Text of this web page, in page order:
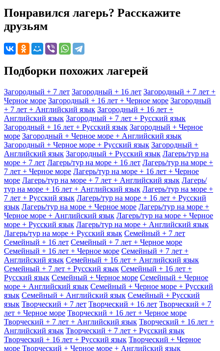
Понравился лагерь? Расскажите
друзьям
Подборки похожих лагерей
Загородный + 7 лет Загородный + 16 лет Загородный + 7 лет +
Черное море Загородный + 16 лет + Черное море Загородный
+ 7 лет + Английский язык Загородный + 16 лет +
Английский язык Загородный + 7 лет + Русский язык
Загородный + 16 лет + Русский язык Загородный + Черное
море Загородный + Черное море + Английский язык
Загородный + Черное море + Русский язык Загородный +
Английский язык Загородный + Русский язык Лагерь/тур на
море + 7 лет Лагерь/тур на море + 16 лет Лагерь/тур на море +
7 лет + Черное море Лагерь/тур на море + 16 лет + Черное
море Лагерь/тур на море + 7 лет + Английский язык Лагерь/
тур на море + 16 лет + Английский язык Лагерь/тур на море +
7 лет + Русский язык Лагерь/тур на море + 16 лет + Русский
язык Лагерь/тур на море + Черное море Лагерь/тур на море +
Черное море + Английский язык Лагерь/тур на море + Черное
море + Русский язык Лагерь/тур на море + Английский язык
Лагерь/тур на море + Русский язык Семейный + 7 лет
Семейный + 16 лет Семейный + 7 лет + Черное море
Семейный + 16 лет + Черное море Семейный + 7 лет +
Английский язык Семейный + 16 лет + Английский язык
Семейный + 7 лет + Русский язык Семейный + 16 лет +
Русский язык Семейный + Черное море Семейный + Черное
море + Английский язык Семейный + Черное море + Русский
язык Семейный + Английский язык Семейный + Русский
язык Творческий + 7 лет Творческий + 16 лет Творческий + 7
лет + Черное море Творческий + 16 лет + Черное море
Творческий + 7 лет + Английский язык Творческий + 16 лет +
Английский язык Творческий + 7 лет + Русский язык
Творческий + 16 лет + Русский язык Творческий + Черное
море Творческий + Черное море + Английский язык